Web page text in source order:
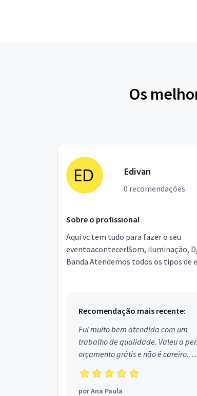
Os
Edivan
0 recomendações
Sobre o profissional
Aqui vc tem tudo para fazer o seu
eventoacontecer!Som, iluminação,
Banda.Atendemos todos os tipos de
Recomendação mais recente:
Fui muito bem atendida com um
trabalho de qualidade. Valeu a
orçamento grátis e não é careiro.
Obrigada!
porAna Paula